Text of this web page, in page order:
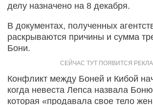
делу назначено на 8 декабря.
В документах, полученных
раскрываются причины и сумма
Бони.
Конфликт между Боней и Кибой
когда невеста Лепса назвала
которая «продавала свое тело